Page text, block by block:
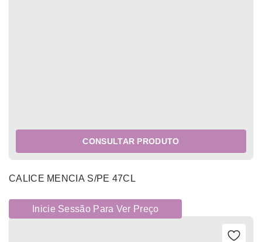
CONSULTAR PRODUTO
CALICE MENCIA S/PE 47CL
Inicie Sessão Para Ver Preço